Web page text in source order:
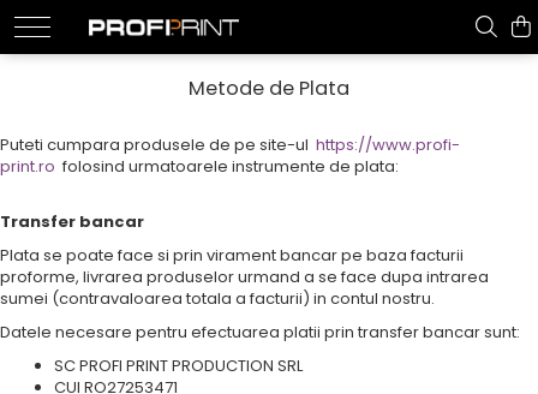
Autocolant PVC
Autocolant podea
tapet personalizat
Backlite Film
Panza canvas
Hartie
Folie magnetica
Rafturi si Display uri
Display uri Lemn
Display lemn cu rama si blackboard
Display lemn cu tabla blackboard
Meniu coperta lemn
People Stopper Lemn
Tabla chalkboard
Rafturi metal
Accesorii
Cort pliabil otel
Rame si sisteme afisaj aluminiu
Banner up variabil
Caseta luminoasa textil
Click frame
Cub aluminiu cu textil
Produse la Comanda
Prelata culisabila
Prelate basculanta
Reparatii prelate camion/tir
Autocolant
autoturisme
Autoutilitare
Camioane/Tir
Metode de Plata
Puteti cumpara produsele de pe site-ul https://www.profi-
print.ro folosind urmatoarele instrumente de plata:
Transfer bancar
Plata se poate face si prin virament bancar pe baza facturii
proforme, livrarea produselor urmand a se face dupa intrarea
sumei (contravaloarea totala a facturii) in contul nostru.
Datele necesare pentru efectuarea platii prin transfer bancar sunt:
SC PROFI PRINT PRODUCTION SRL
CUI RO27253471